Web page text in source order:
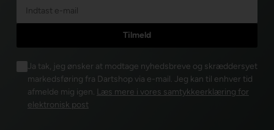
Ja tak, jeg ønsker at modtage nyhedsbreve og skræddersyet
markedsføring fra Dartshop via e-mail. Jeg kan til enhver tid
afmelde mig igen. Læs mere i vores samtykkeerklæring for
elektronisk post